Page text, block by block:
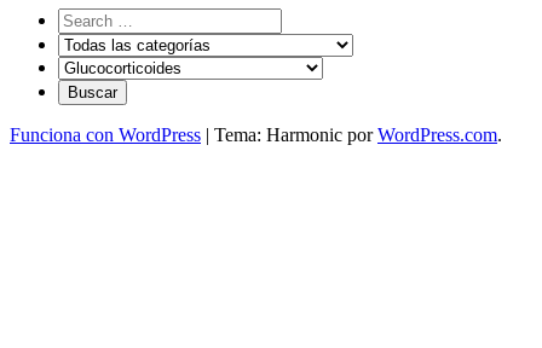
Funciona con WordPress | Tema: Harmonic porWordPress.com.